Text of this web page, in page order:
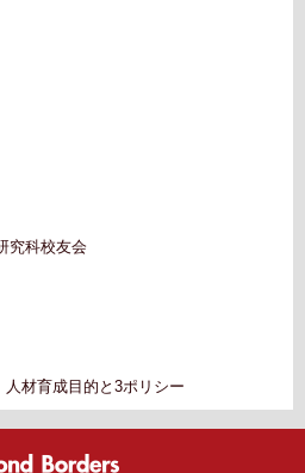
究科校友会
材育成目的と3ポリシー